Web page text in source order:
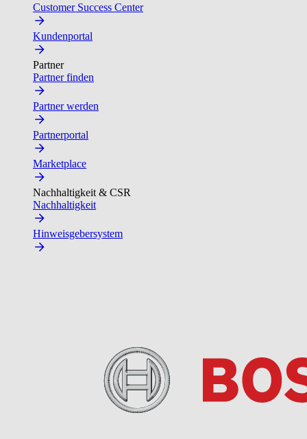
Customer Success Center
Kundenportal
Partner
Partner finden
Partner werden
Partnerportal
Marketplace
Nachhaltigkeit & CSR
Nachhaltigkeit
Hinweisgebersystem